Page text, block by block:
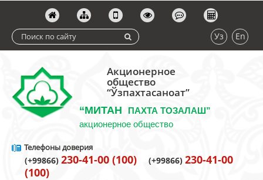
Уз En
Акционерное
общество
“Ўзпахтасаноат”
“МИТАН
ПАХТА ТОЗАЛАШ”
акционерное общество
Телефоны доверия
(+99866) 230-41-00 (100) (+99866) 230-41-00
(100)